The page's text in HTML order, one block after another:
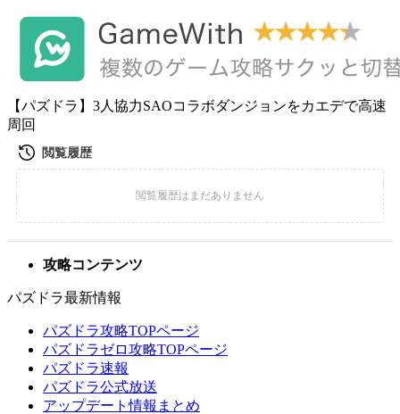
【パズドラ】3人協力SAOコラボダンジョンをカエデで高速
周回
攻略コンテンツ
パズドラ最新情報
パズドラ攻略TOPページ
パズドラゼロ攻略TOPページ
パズドラ速報
パズドラ公式放送
アップデート情報まとめ